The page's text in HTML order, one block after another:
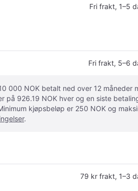
Fri frakt, 1–5
Fri frakt, 5–6
000 NOK betalt ned over 12 måneder
på 926.19 NOK hver og en siste
kjøpsbeløp er 250 NOK og
.
79 kr frakt, 1–3